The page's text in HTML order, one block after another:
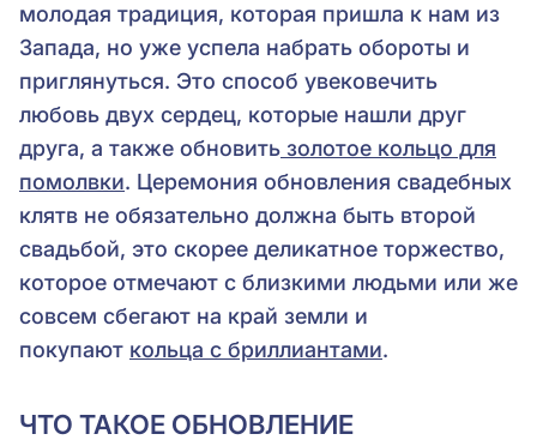
молодая традиция, которая пришла к нам из
Запада, но уже успела набрать обороты и
приглянуться. Это способ увековечить
любовь двух сердец, которые нашли друг
друга, а также обновить золотое кольцо для
помолвки. Церемония обновления свадебных
клятв не обязательно должна быть второй
свадьбой, это скорее деликатное торжество,
которое отмечают с близкими людьми или же
совсем сбегают на край земли и
покупают кольца с бриллиантами.
ЧТО ТАКОЕ ОБНОВЛЕНИЕ